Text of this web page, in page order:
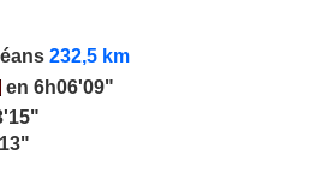
232,5 km
en 6h06'09"